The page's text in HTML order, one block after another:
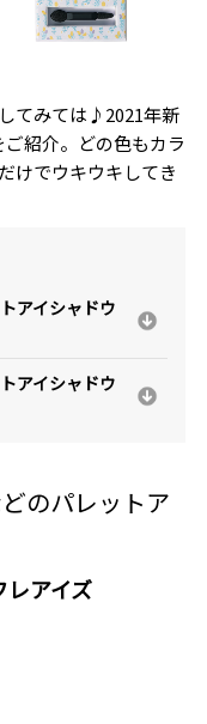
てみては♪2021年新
紹介。どの色もカラ
けでウキウキしてき
アイシャドウ
アイシャドウ
のパレットア
レアイズ